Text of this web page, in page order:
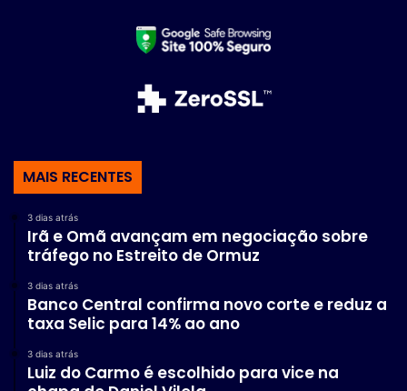
MAIS RECENTES
3 dias atrás
Irã e Omã avançam em negociação sobre
tráfego no Estreito de Ormuz
3 dias atrás
Banco Central confirma novo corte e reduz a
taxa Selic para 14% ao ano
3 dias atrás
Luiz do Carmo é escolhido para vice na